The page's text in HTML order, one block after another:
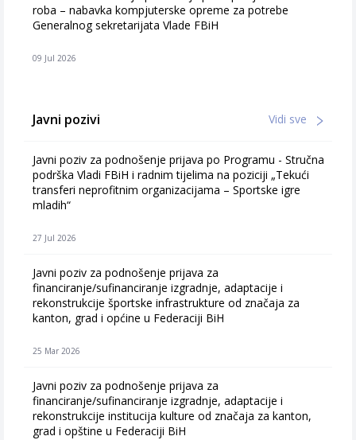
roba – nabavka kompjuterske opreme za potrebe
Generalnog sekretarijata Vlade FBiH
09 Jul 2026
Javni pozivi Vidi sve
Javni poziv za podnošenje prijava po Programu - Stručna
podrška Vladi FBiH i radnim tijelima na poziciji „Tekući
transferi neprofitnim organizacijama – Sportske igre
mladih“
27 Jul 2026
Javni poziv za podnošenje prijava za
financiranje/sufinanciranje izgradnje, adaptacije i
rekonstrukcije športske infrastrukture od značaja za
kanton, grad i općine u Federaciji BiH
25 Mar 2026
Javni poziv za podnošenje prijava za
financiranje/sufinanciranje izgradnje, adaptacije i
rekonstrukcije institucija kulture od značaja za kanton,
grad i opštine u Federaciji BiH